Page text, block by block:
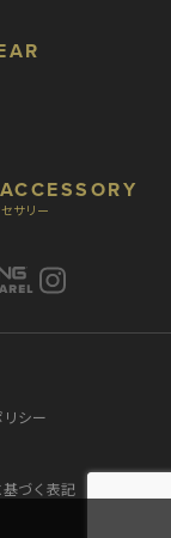
サリー
シー
づく表記